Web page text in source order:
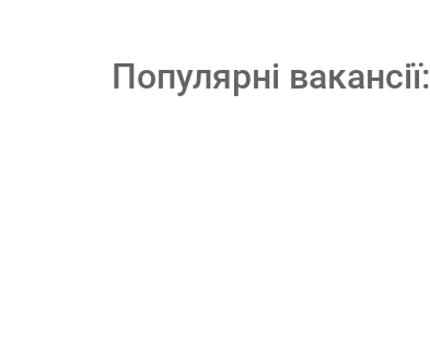
Популярні вакансії: